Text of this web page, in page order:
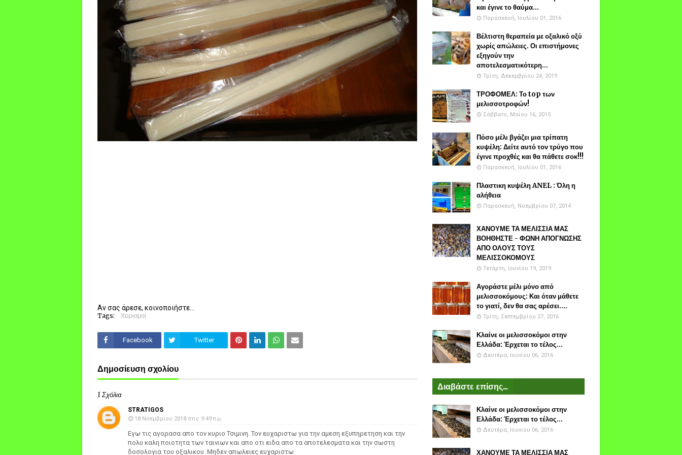
Αν σας άρεσε, κοινοποιήστε...
Tags: Χειρισμοί
Facebook Twitter
Δημοσίευση σχολίου
1 Σχόλια
STRATIGOS
18 Νοεμβρίου 2018 στις 9:49 π.μ.
Εγω τις αγορασα απο τον κυριο Τσιμινη. Τον ευχαριστω για την αμεση εξυπηρετηση και την
πολυ καλη ποιοτητα των ταινιων και απο οτι ειδα απο τα αποτελεσματα και την σωστη
δοσολογια του οξαλικου. Μηδεν απωλειες.ευχαριστω
και έγινε το θαύμα...
Παρασκευή, Ιουλίου 01, 2016
Βέλτιστη θεραπεία με οξαλικό οξύ
χωρίς απώλειες. Οι επιστήμονες
εξηγούν την
αποτελεσματικότερη...
Τρίτη, Δεκεμβρίου 24, 2019
ΤΡΟΦΟΜΕΛ: Το top των
μελισσοτροφών!
Σάββατο, Μαΐου 16, 2015
Πόσο μέλι βγάζει μια τρίπατη
κυψέλη: Δείτε αυτό τον τρύγο που
έγινε προχθές και θα πάθετε σοκ!!!
Παρασκευή, Ιουλίου 01, 2016
Πλαστικη κυψέλη ANEL : Όλη η
αλήθεια
Παρασκευή, Νοεμβρίου 07, 2014
ΧΑΝΟΥΜΕ ΤΑ ΜΕΛΙΣΣΙΑ ΜΑΣ
ΒΟΗΘΗΣΤΕ - ΦΩΝΗ ΑΠΟΓΝΩΣΗΣ
ΑΠΟ ΟΛΟΥΣ ΤΟΥΣ
ΜΕΛΙΣΣΟΚΟΜΟΥΣ
Τετάρτη, Ιουνίου 19, 2019
Αγοράστε μέλι μόνο από
μελισσοκόμους: Και όταν μάθετε
το γιατί, δεν θα σας αρέσει....
Τρίτη, Σεπτεμβρίου 27, 2016
Κλαίνε οι μελισσοκόμοι στην
Ελλάδα: Έρχεται το τέλος...
Δευτέρα, Ιουνίου 06, 2016
Διαβάστε επίσης...
Κλαίνε οι μελισσοκόμοι στην
Ελλάδα: Έρχεται το τέλος...
Δευτέρα, Ιουνίου 06, 2016
ΧΑΝΟΥΜΕ ΤΑ ΜΕΛΙΣΣΙΑ ΜΑΣ